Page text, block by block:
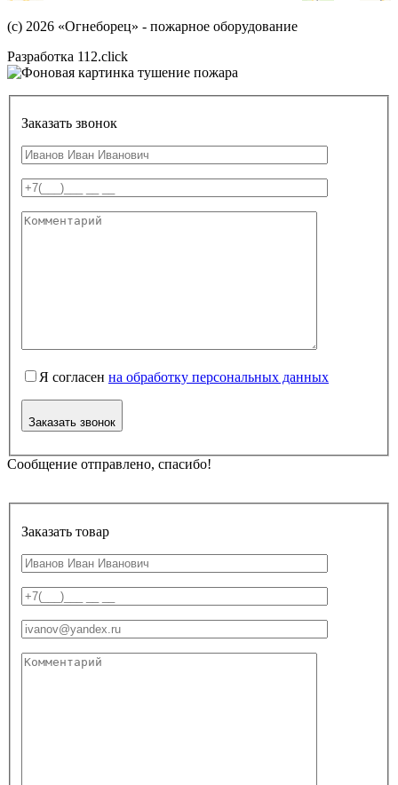
(с) 2026 «Огнеборец» - пожарное оборудование
Разработка 112.click
Заказать звонок
Я согласен на обработку персональных данных
Заказать звонок
Сообщение отправлено, спасибо!
Заказать товар